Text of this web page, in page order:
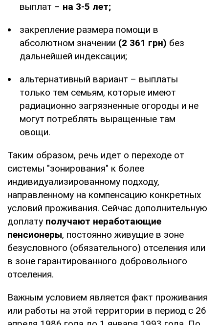
выплат – на 3-5 лет;
закрепление размера помощи в
абсолютном значении (2 361 грн) без
дальнейшей индексации;
альтернативный вариант – выплаты
только тем семьям, которые имеют
радиационно загрязненные огороды и не
могут потреблять выращенные там
овощи.
Таким образом, речь идет о переходе от
системы "зонирования" к более
индивидуализированному подходу,
направленному на компенсацию конкретных
условий проживания. Сейчас дополнительную
доплату получают неработающие
пенсионеры, постоянно живущие в зоне
безусловного (обязательного) отселения или
в зоне гарантированного добровольного
отселения.
Важным условием является факт проживания
или работы на этой территории в период с 26